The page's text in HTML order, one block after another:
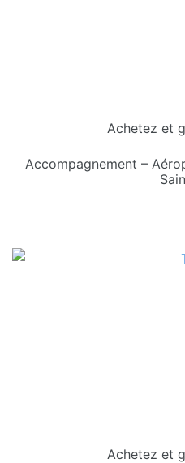
Achetez et
Accompagnement –
Achetez et